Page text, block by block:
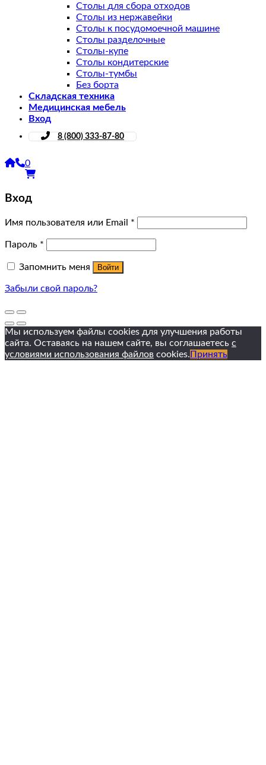
Столы для сбора отходов
Столы из нержавейки
Столы к посудомоечной машине
Столы разделочные
Столы-купе
Столы кондитерские
Столы-тумбы
Без борта
Складская техника
Медицинская мебель
Вход
8 (800) 333-87-80
0
Вход
Имя пользователя или Email *
Пароль *
Запомнить меня Войти
Забыли свой пароль?
Мы используем файлы cookies для улучшения работы
сайта. Оставаясь на нашем сайте, вы соглашаетесь с
условиями использования файлов cookies. Принять